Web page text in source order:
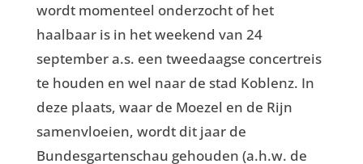
wordt momenteel onderzocht of het
haalbaar is in het weekend van 24
september a.s. een tweedaagse concertreis
te houden en wel naar de stad Koblenz. In
deze plaats, waar de Moezel en de Rijn
samenvloeien, wordt dit jaar de
Bundesgartenschau gehouden (a.h.w. de